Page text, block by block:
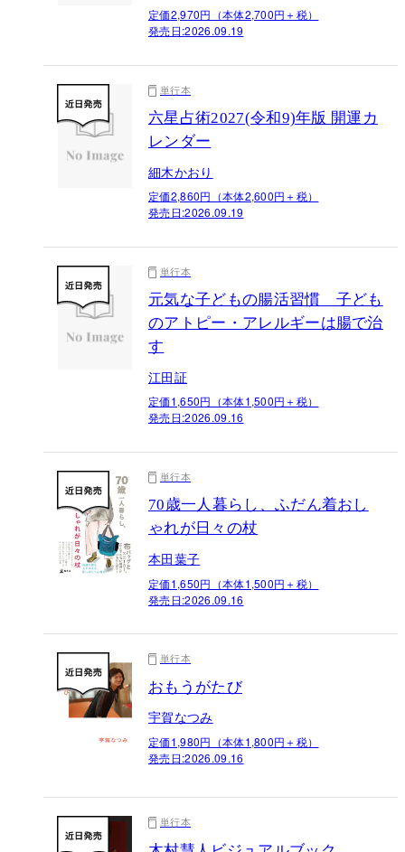
定価2,970円（本体2,700円＋税）
発売日:2026.09.19
単行本
六星占術2027(令和9)年版 開運カ
レンダー
細木かおり
定価2,860円（本体2,600円＋税）
発売日:2026.09.19
単行本
元気な子どもの腸活習慣 子ども
のアトピー・アレルギーは腸で治
す
江田証
定価1,650円（本体1,500円＋税）
発売日:2026.09.16
単行本
70歳一人暮らし、ふだん着おし
ゃれが日々の杖
本田葉子
定価1,650円（本体1,500円＋税）
発売日:2026.09.16
単行本
おもうがたび
宇賀なつみ
定価1,980円（本体1,800円＋税）
発売日:2026.09.16
単行本